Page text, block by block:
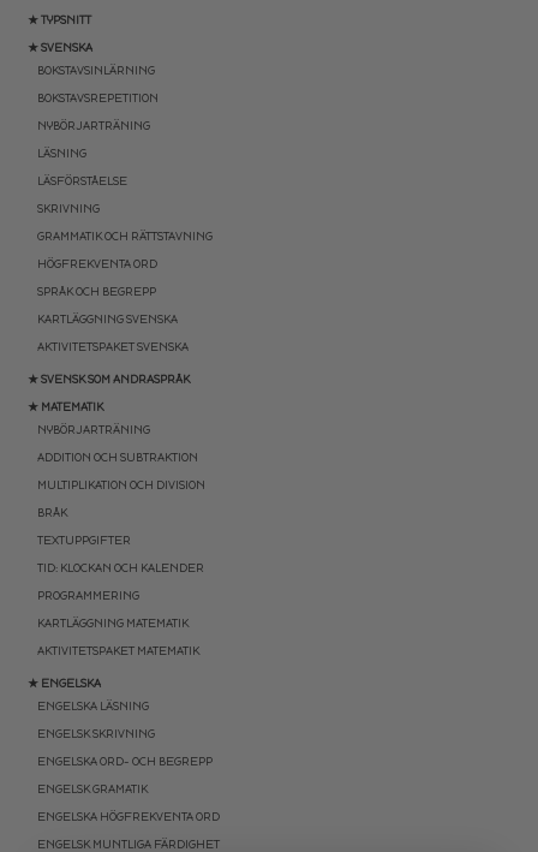
★ TYPSNITT
★ SVENSKA
BOKSTAVSINLÄRNING
BOKSTAVSREPETITION
NYBÖRJARTRÄNING
LÄSNING
LÄSFÖRSTÅELSE
SKRIVNING
GRAMMATIK OCH RÄTTSTAVNING
HÖGFREKVENTA ORD
SPRÅK OCH BEGREPP
KARTLÄGGNING SVENSKA
AKTIVITETSPAKET SVENSKA
★ SVENSK SOM ANDRASPRÅK
★ MATEMATIK
NYBÖRJARTRÄNING
ADDITION OCH SUBTRAKTION
MULTIPLIKATION OCH DIVISION
BRÅK
TEXTUPPGIFTER
TID: KLOCKAN OCH KALENDER
PROGRAMMERING
KARTLÄGGNING MATEMATIK
AKTIVITETSPAKET MATEMATIK
★ ENGELSKA
ENGELSKA LÄSNING
ENGELSK SKRIVNING
ENGELSKA ORD- OCH BEGREPP
ENGELSK GRAMATIK
ENGELSKA HÖGFREKVENTA ORD
ENGELSK MUNTLIGA FÄRDIGHET